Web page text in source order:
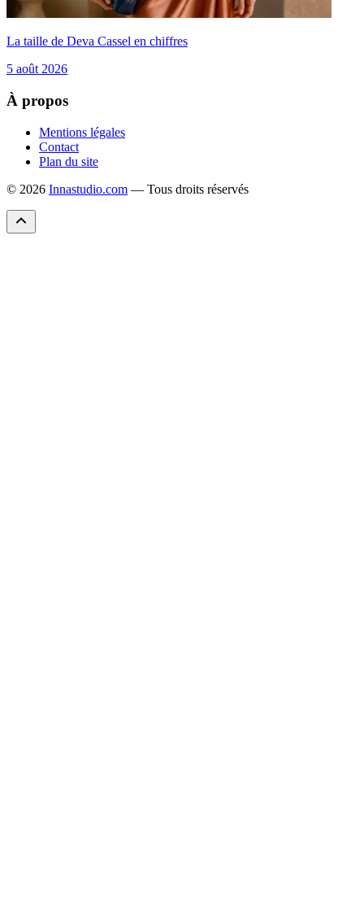
La taille de Deva Cassel en chiffres
5 août 2026
À propos
Mentions légales
Contact
Plan du site
© 2026 Innastudio.com — Tous droits réservés